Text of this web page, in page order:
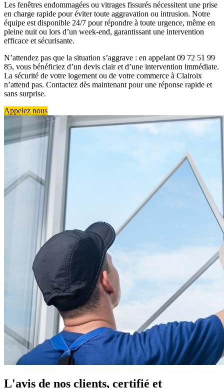
Les fenêtres endommagées ou vitrages fissurés nécessitent une prise
en charge rapide pour éviter toute aggravation ou intrusion. Notre
équipe est disponible 24/7 pour répondre à toute urgence, même en
pleine nuit ou lors d’un week-end, garantissant une intervention
efficace et sécurisante.
N’attendez pas que la situation s’aggrave : en appelant 09 72 51 99
85, vous bénéficiez d’un devis clair et d’une intervention immédiate.
La sécurité de votre logement ou de votre commerce à Clairoix
n’attend pas. Contactez dès maintenant pour une réponse rapide et
sans surprise.
Appelez nous
L'avis de nos clients, certifié et